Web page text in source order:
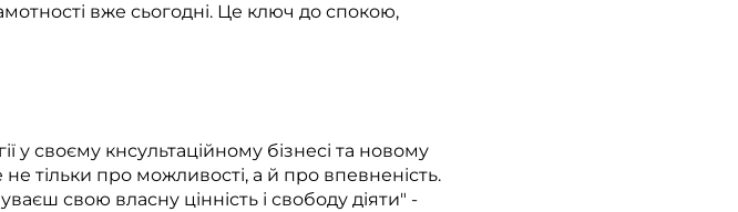
вже сьогодні. Це ключ до спокою,
у своєму кнсультаційному бізнесі та новому
тільки про можливості, а й про впевненість.
свою власну цінність і свободу діяти" -